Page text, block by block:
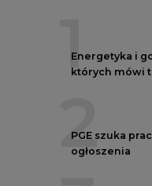
1
Energetyka i
których mówi
2
PGE szuka
ogłoszenia